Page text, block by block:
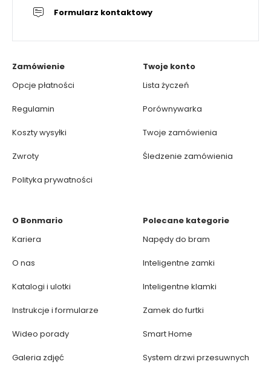
Formularz kontaktowy
Zamówienie
Opcje płatności
Regulamin
Koszty wysyłki
Zwroty
Polityka prywatności
Twoje konto
Lista życzeń
Porównywarka
Twoje zamówienia
Śledzenie zamówienia
O Bonmario
Kariera
O nas
Katalogi i ulotki
Instrukcje i formularze
Wideo porady
Galeria zdjęć
Polecane kategorie
Napędy do bram
Inteligentne zamki
Inteligentne klamki
Zamek do furtki
Smart Home
System drzwi przesuwnych